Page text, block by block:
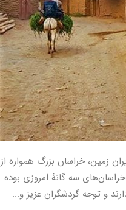
زمین، خراسان بزرگ همواره از
سه گانۀ امروزی بوده
و توجه گردشگران عزیز و...